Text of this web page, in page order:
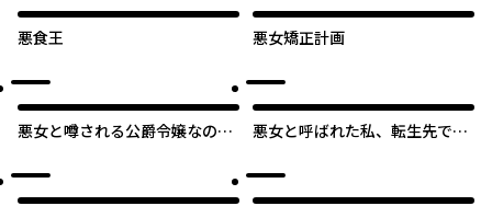
悪食王 悪女矯正計画
悪女と噂される公爵令嬢なの
冷酷王は花嫁を逃がさない
悪女と呼ばれた私、転生先でも